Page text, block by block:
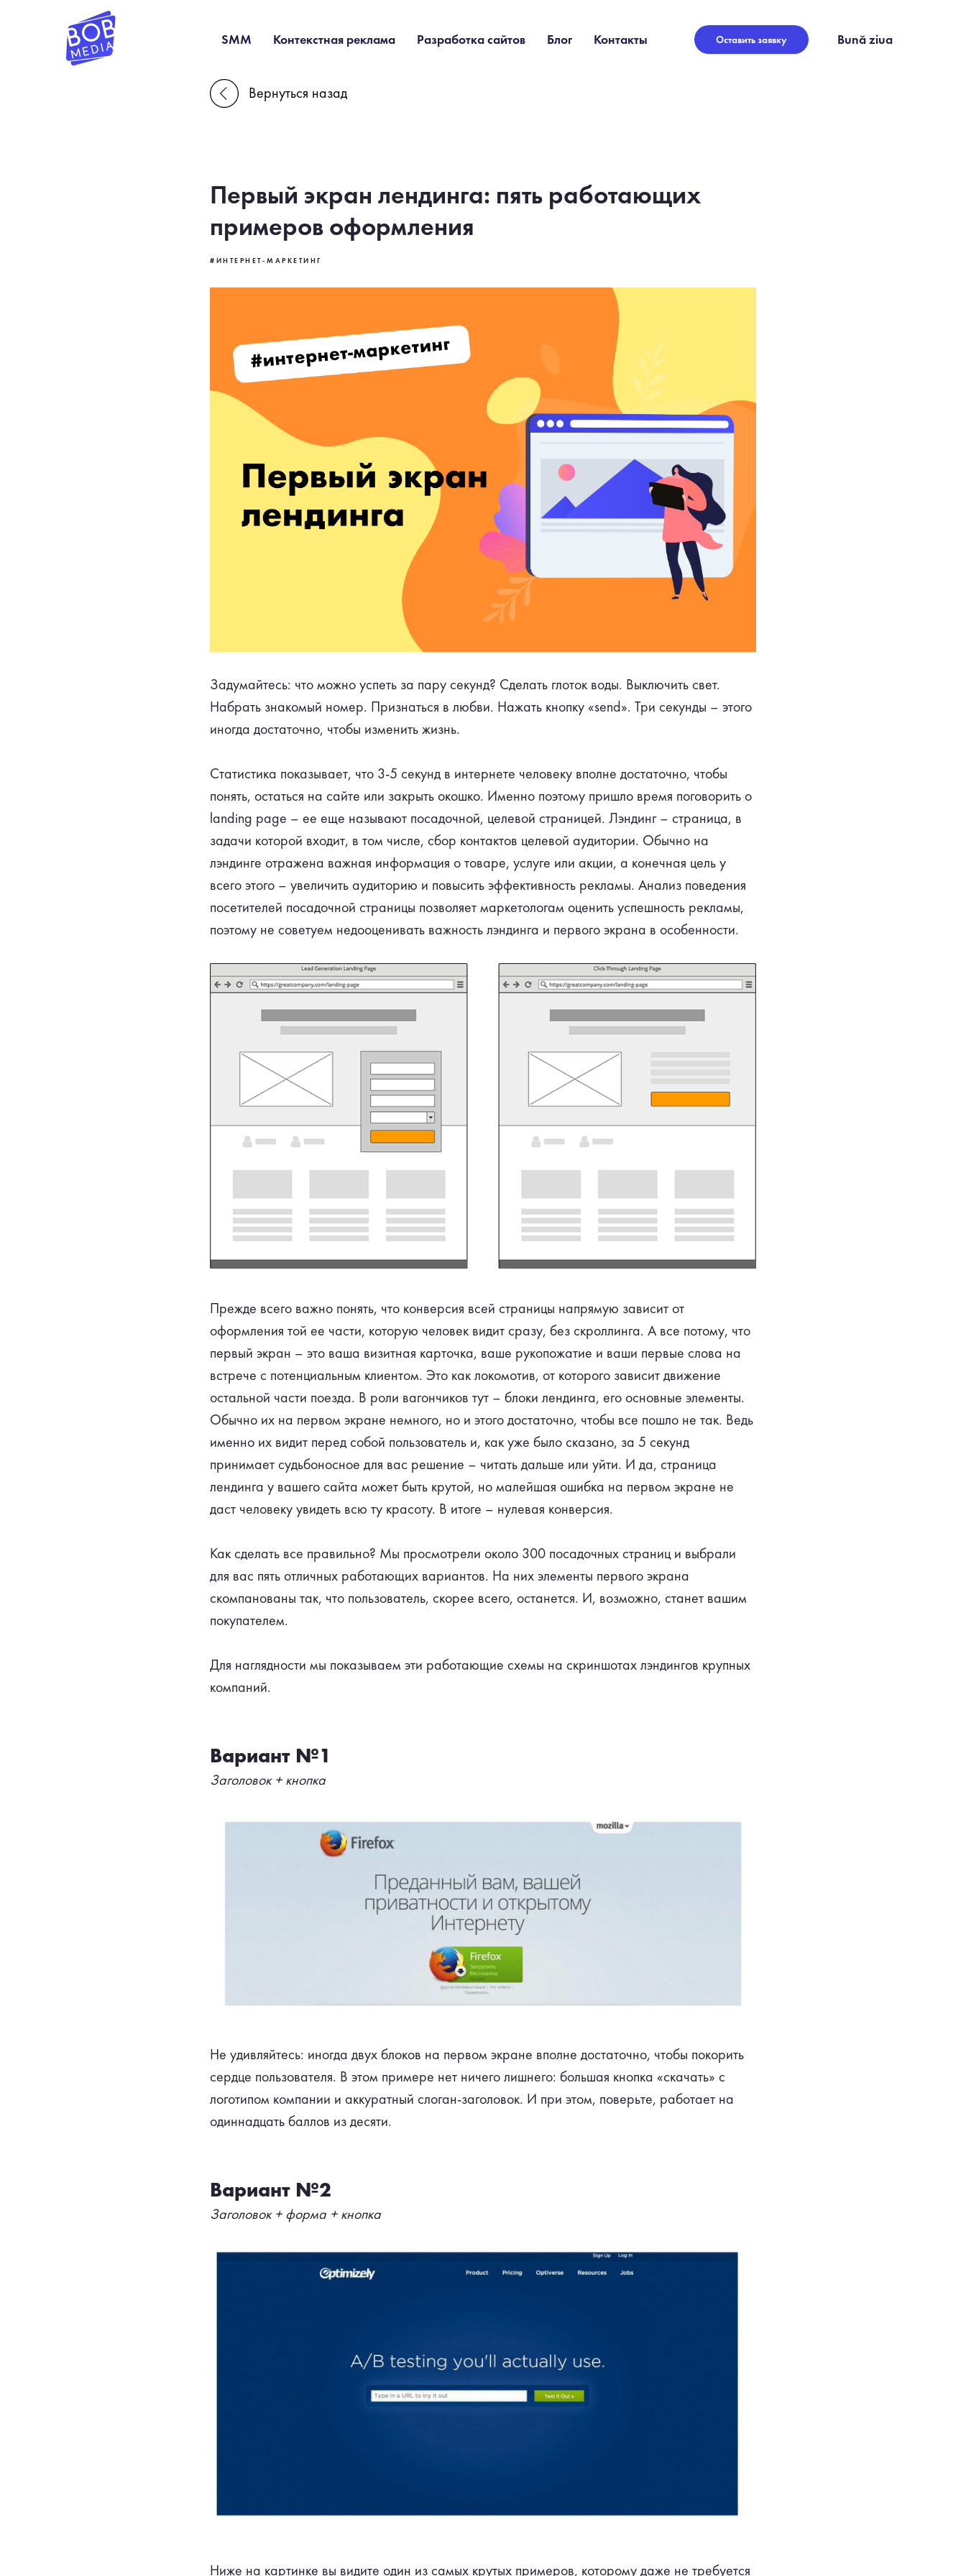
SMM Контекстная реклама Разработка сайтов Блог Контакты Оставить заявку Bună ziua
Вернуться назад
Первый экран лендинга: пять работающих
примеров оформления
#ИНТЕРНЕТ-МАРКЕТИНГ
Задумайтесь: что можно успеть за пару секунд? Сделать глоток воды. Выключить свет.
Набрать знакомый номер. Признаться в любви. Нажать кнопку «send». Три секунды – этого
иногда достаточно, чтобы изменить жизнь.
Статистика показывает, что 3-5 секунд в интернете человеку вполне достаточно, чтобы
понять, остаться на сайте или закрыть окошко. Именно поэтому пришло время поговорить о
landing page – ее еще называют посадочной, целевой страницей. Лэндинг – страница, в
задачи которой входит, в том числе, сбор контактов целевой аудитории. Обычно на
лэндинге отражена важная информация о товаре, услуге или акции, а конечная цель у
всего этого – увеличить аудиторию и повысить эффективность рекламы. Анализ поведения
посетителей посадочной страницы позволяет маркетологам оценить успешность рекламы,
поэтому не советуем недооценивать важность лэндинга и первого экрана в особенности.
Прежде всего важно понять, что конверсия всей страницы напрямую зависит от
оформления той ее части, которую человек видит сразу, без скроллинга. А все потому, что
первый экран – это ваша визитная карточка, ваше рукопожатие и ваши первые слова на
встрече с потенциальным клиентом. Это как локомотив, от которого зависит движение
остальной части поезда. В роли вагончиков тут – блоки лендинга, его основные элементы.
Обычно их на первом экране немного, но и этого достаточно, чтобы все пошло не так. Ведь
именно их видит перед собой пользователь и, как уже было сказано, за 5 секунд
принимает судьбоносное для вас решение – читать дальше или уйти. И да, страница
лендинга у вашего сайта может быть крутой, но малейшая ошибка на первом экране не
даст человеку увидеть всю ту красоту. В итоге – нулевая конверсия.
Как сделать все правильно? Мы просмотрели около 300 посадочных страниц и выбрали
для вас пять отличных работающих вариантов. На них элементы первого экрана
скомпанованы так, что пользователь, скорее всего, останется. И, возможно, станет вашим
покупателем.
Для наглядности мы показываем эти работающие схемы на скриншотах лэндингов крупных
компаний.
Вариант №1
Заголовок + кнопка
Не удивляйтесь: иногда двух блоков на первом экране вполне достаточно, чтобы покорить
сердце пользователя. В этом примере нет ничего лишнего: большая кнопка «скачать» с
логотипом компании и аккуратный слоган-заголовок. И при этом, поверьте, работает на
одиннадцать баллов из десяти.
Вариант №2
Заголовок + форма + кнопка
Ниже на картинке вы видите один из самых крутых примеров, которому даже не требуется